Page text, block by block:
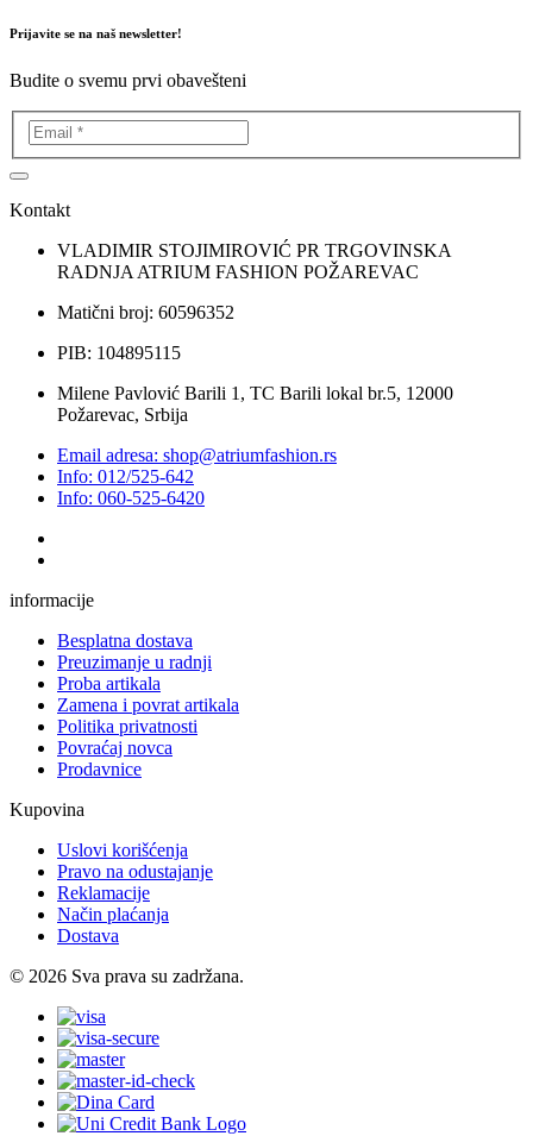
Prijavite se na naš newsletter!
Budite o svemu prvi obavešteni
Kontakt
VLADIMIR STOJIMIROVIĆ PR TRGOVINSKA
RADNJA ATRIUM FASHION POŽAREVAC
Matični broj: 60596352
PIB: 104895115
Milene Pavlović Barili 1, TC Barili lokal br.5, 12000
Požarevac, Srbija
Email adresa: shop@atriumfashion.rs
Info: 012/525-642
Info: 060-525-6420
informacije
Besplatna dostava
Preuzimanje u radnji
Proba artikala
Zamena i povrat artikala
Politika privatnosti
Povraćaj novca
Prodavnice
Kupovina
Uslovi korišćenja
Pravo na odustajanje
Reklamacije
Način plaćanja
Dostava
© 2026 Sva prava su zadržana.